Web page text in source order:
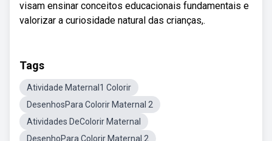
visam ensinar conceitos educacionais fundamentais e
valorizar a curiosidade natural das crianças,.
Tags
Atividade Maternal1 Colorir
DesenhosPara Colorir Maternal 2
Atividades DeColorir Maternal
DesenhoPara Colorir Maternal 2